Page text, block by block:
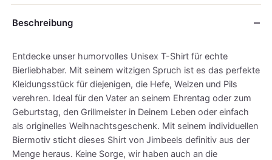
Beschreibung
Entdecke unser humorvolles Unisex T-Shirt für echte
Bierliebhaber. Mit seinem witzigen Spruch ist es das perfekte
Kleidungsstück für diejenigen, die Hefe, Weizen und Pils
verehren. Ideal für den Vater an seinem Ehrentag oder zum
Geburtstag, den Grillmeister in Deinem Leben oder einfach
als originelles Weihnachtsgeschenk. Mit seinem individuellen
Biermotiv sticht dieses Shirt von Jimbeels definitiv aus der
Menge heraus. Keine Sorge, wir haben auch an die